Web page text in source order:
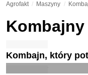
Agrofakt Maszyny
Kombajny
Kombajn, który